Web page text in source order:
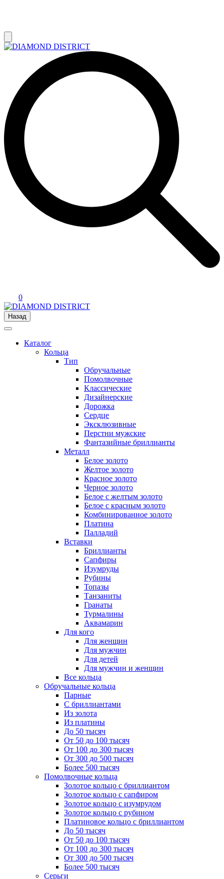
0
Назад
Каталог
Кольца
Тип
Обручальные
Помолвочные
Классические
Дизайнерские
Дорожка
Сердце
Эксклюзивные
Перстни мужские
Фантазийные бриллианты
Металл
Белое золото
Желтое золото
Красное золото
Черное золото
Белое с желтым золото
Белое с красным золото
Комбинированное золото
Платина
Палладий
Вставки
Бриллианты
Сапфиры
Изумруды
Рубины
Топазы
Танзаниты
Гранаты
Турмалины
Аквамарин
Для кого
Для женщин
Для мужчин
Для детей
Для мужчин и женщин
Все кольца
Обручальные кольца
Парные
С бриллиантами
Из золота
Из платины
До 50 тысяч
От 50 до 100 тысяч
От 100 до 300 тысяч
От 300 до 500 тысяч
Более 500 тысяч
Помолвочные кольца
Золотое кольцо с бриллиантом
Золотое кольцо с сапфиром
Золотое кольцо с изумрудом
Золотое кольцо с рубином
Платиновое кольцо с бриллиантом
До 50 тысяч
От 50 до 100 тысяч
От 100 до 300 тысяч
От 300 до 500 тысяч
Более 500 тысяч
Серьги